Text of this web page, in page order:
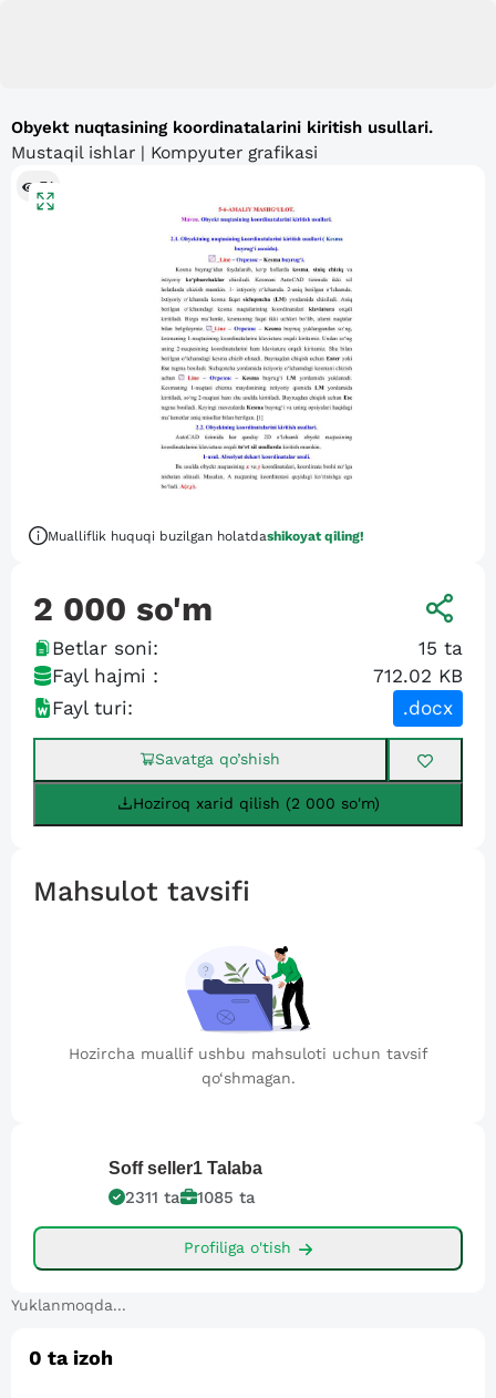
Obyekt nuqtasining koordinatalarini kiritish usullari.
Mustaqil ishlar | Kompyuter grafikasi
74
Mualliflik huquqi buzilgan holatdashikoyat qiling!
2 000 so'm
Betlar soni: 15 ta
Fayl hajmi :
712.02 KB
Fayl turi:
.docx
Savatga qo’shish
Hoziroq xarid qilish (2 000 so'm)
Mahsulot tavsifi
Hozircha muallif ushbu mahsuloti uchun tavsif
qo‘shmagan.
Soff seller1 Talaba
2311 ta 1085 ta
Profiliga o'tish
Yuklanmoqda...
0 ta izoh